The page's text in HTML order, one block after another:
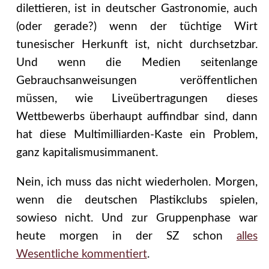
dilettieren, ist in deutscher Gastronomie, auch
(oder gerade?) wenn der tüchtige Wirt
tunesischer Herkunft ist, nicht durchsetzbar.
Und wenn die Medien seitenlange
Gebrauchsanweisungen veröffentlichen
müssen, wie Liveübertragungen dieses
Wettbewerbs überhaupt auffindbar sind, dann
hat diese Multimilliarden-Kaste ein Problem,
ganz kapitalismusimmanent.
Nein, ich muss das nicht wiederholen. Morgen,
wenn die deutschen Plastikclubs spielen,
sowieso nicht. Und zur Gruppenphase war
heute morgen in der SZ schon alles
Wesentliche kommentiert.